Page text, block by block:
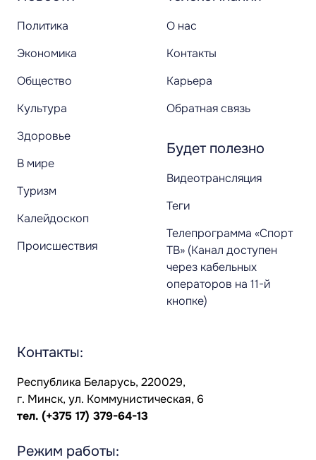
Политика
Экономика
Общество
Культура
Здоровье
В мире
Туризм
Калейдоскоп
Происшествия
О нас
Контакты
Карьера
Обратная связь
Будет полезно
Видеотрансляция
Теги
Телепрограмма «Спорт
ТВ» (Канал доступен
через кабельных
операторов на 11-й
кнопке)
Контакты:
Республика Беларусь, 220029,
г. Минск, ул. Коммунистическая, 6
тел. (+375 17) 379-64-13
Режим работы: